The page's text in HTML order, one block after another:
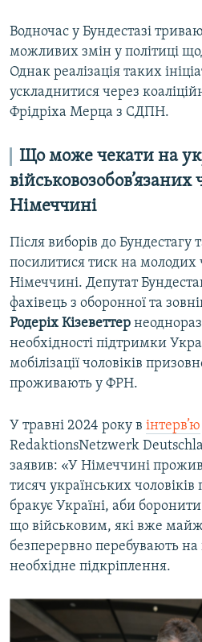
Водночас у Бундестазі
можливих змін у політиці
Однак реалізація таких
ускладнитися через
Фрідріха Мерца з СДПН.
Що може чекати на
військовозобов’язаних
Німеччині
Після виборів до
посилитися тиск на молодих
Німеччині. Депутат
фахівець з оборонної та
Родеріх Кізеветтер
необхідності підтримки
мобілізації чоловіків
проживають у ФРН.
У травні 2024 року в інтерв’ю
RedaktionsNetzwerk
заявив: «У Німеччині
тисяч українських
бракує Україні, аби
що військовим, які вже
безперервно перебувають
необхідне підкріплення.